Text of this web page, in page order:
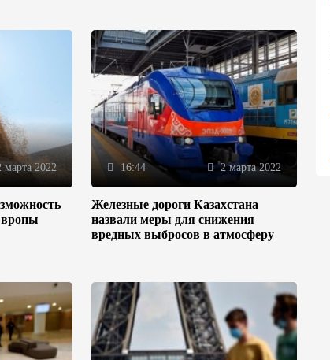
марта 2022 16:44 2 марта 2022
Железные дороги Казахстана
назвали меры для снижения
вредных выбросов в атмосферу